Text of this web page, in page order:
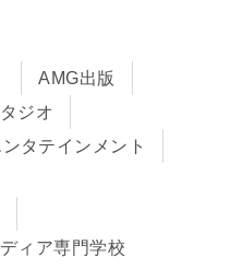
AMG出版
ジオ
タテインメント
ィア専門学校